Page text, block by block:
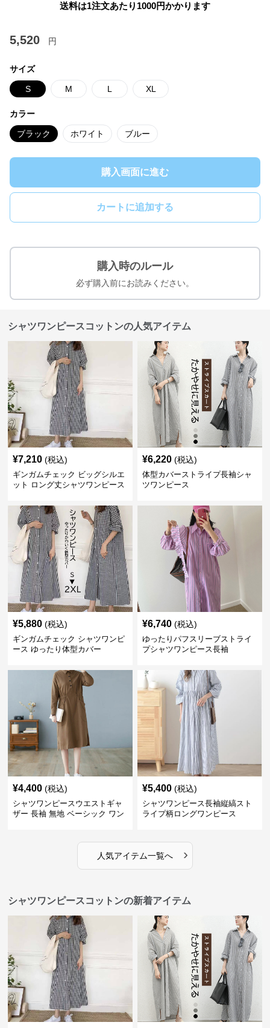
送料は1注文あたり 1000円かかります
5,520 円
サイズ
S M L XL
カラー
ブラック ホワイト ブルー
購入画面に進む
カートに追加する
購入時のルール
必ず購入前にお読みください。
シャツワンピースコットンの人気アイテム
¥7,210 (税込)
ギンガムチェック ビッグシルエ
ット ロング丈シャツワンピース
¥6,220 (税込)
体型カバーストライプ長袖シャ
ツワンピース
¥5,880 (税込)
ギンガムチェック シャツワンピ
ース ゆったり体型カバー
¥6,740 (税込)
ゆったりパフスリーブストライ
プシャツワンピース長袖
¥4,400 (税込)
シャツワンピースウエストギャ
ザー 長袖 無地 ベーシック ワン
¥5,400 (税込)
シャツワンピース長袖縦縞スト
ライプ柄ロングワンピース
人気アイテム一覧へ ›
シャツワンピースコットンの新着アイテム